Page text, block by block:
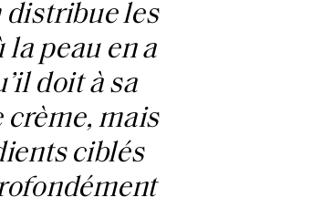
distribue les
peau en a
doit à sa
crème, mais
ciblés